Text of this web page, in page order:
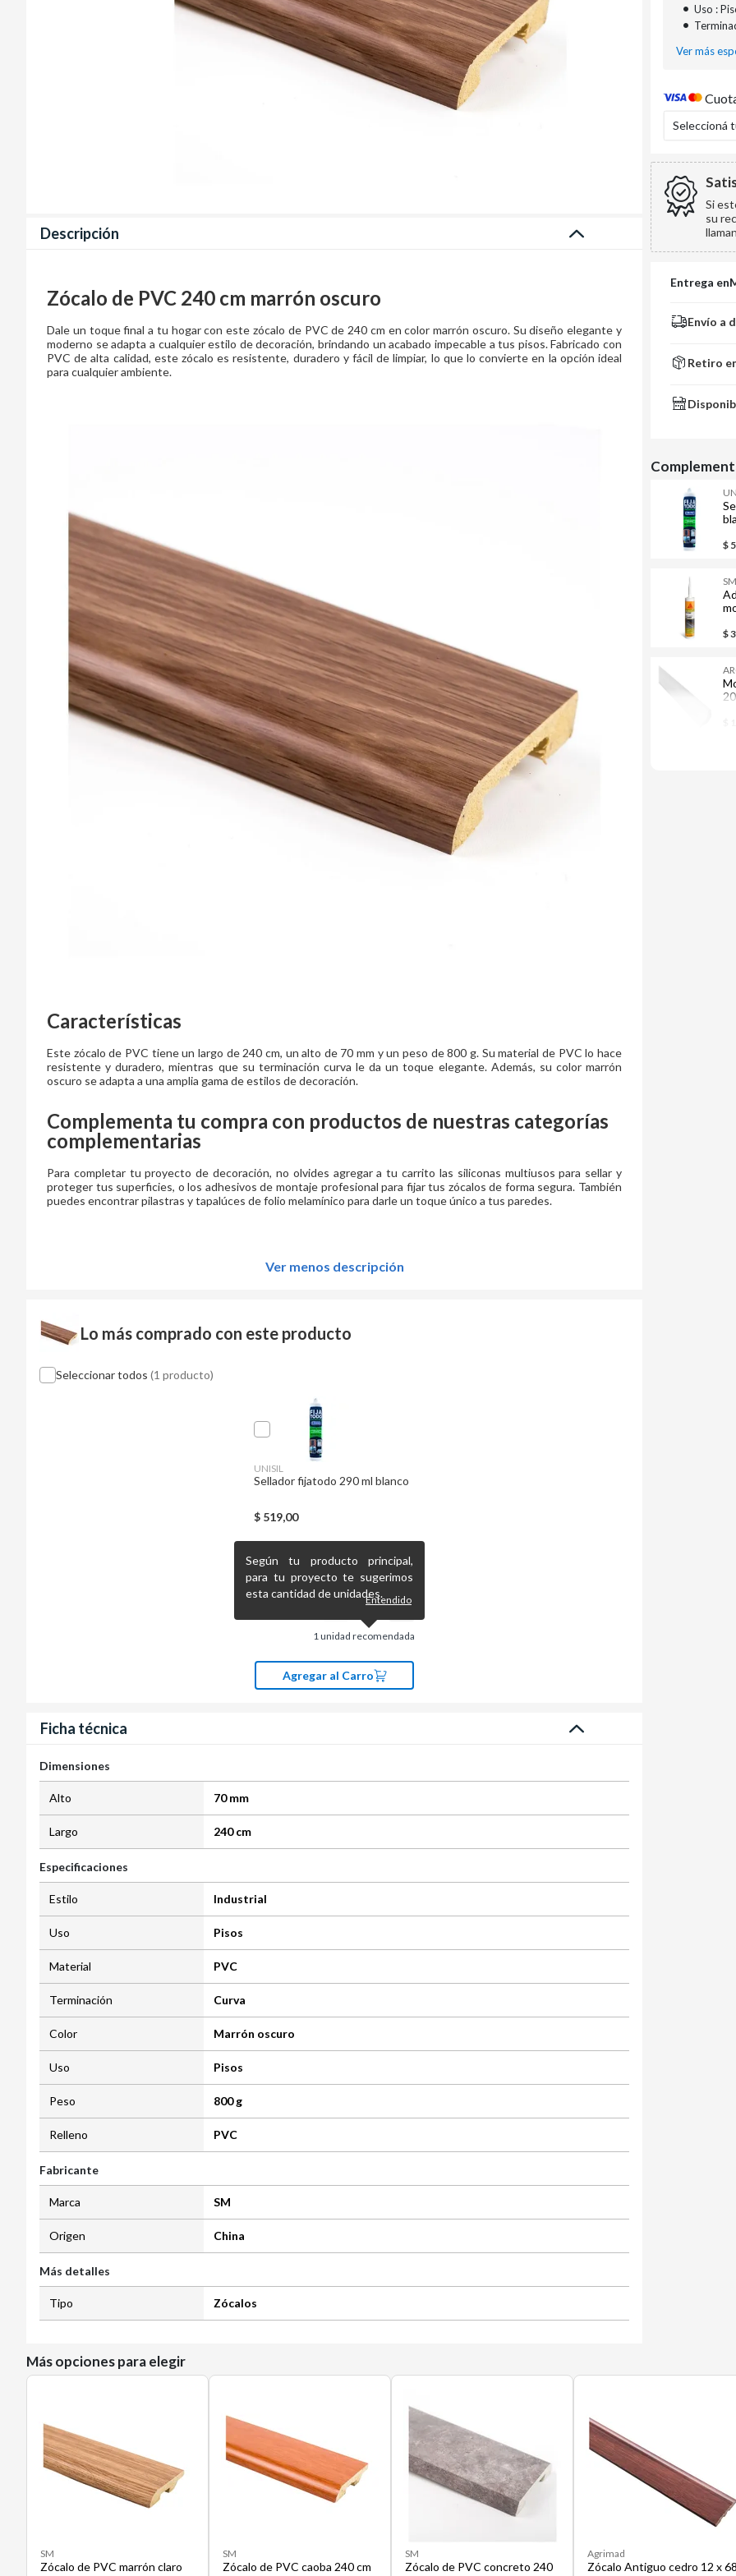
Descripción
Zócalo de PVC 240 cm marrón oscuro
Dale un toque final a tu hogar con este zócalo de PVC de 240 cm en color marrón oscuro. Su diseño elegante y
moderno se adapta a cualquier estilo de decoración, brindando un acabado impecable a tus pisos. Fabricado con
PVC de alta calidad, este zócalo es resistente, duradero y fácil de limpiar, lo que lo convierte en la opción ideal
para cualquier ambiente.
Características
Este zócalo de PVC tiene un largo de 240 cm, un alto de 70 mm y un peso de 800 g. Su material de PVC lo hace
resistente y duradero, mientras que su terminación curva le da un toque elegante. Además, su color marrón
oscuro se adapta a una amplia gama de estilos de decoración.
Complementa tu compra con productos de nuestras categorías
complementarias
Para completar tu proyecto de decoración, no olvides agregar a tu carrito las siliconas multiusos para sellar y
proteger tus superficies, o los adhesivos de montaje profesional para fijar tus zócalos de forma segura. También
puedes encontrar pilastras y tapalúces de folio melamínico para darle un toque único a tus paredes.
Ver menos descripción
Lo más comprado con este producto
Seleccionar todos (1 producto)
UNISIL
Sellador fijatodo 290 ml blanco
$ 519,00
1unidad recomendada
Según tu producto principal,
para tu proyecto te sugerimos
esta cantidad de unidades.Entendido
Agregar al Carro
Ficha técnica
Dimensiones
Alto 70 mm
Largo 240 cm
Especificaciones
Estilo Industrial
Uso Pisos
Material PVC
Terminación Curva
Color Marrón oscuro
Uso Pisos
Peso 800 g
Relleno PVC
Fabricante
Marca SM
Origen China
Más detalles
Tipo Zócalos
• Uso :
•
Ver más
Seleccioná
Si
su
Entrega en
Envío a
Retiro
$
SM
$
Más opciones para elegir
SM
Zócalo de PVC marrón claro
SM
Zócalo de PVC caoba 240 cm
SM
Zócalo de PVC concreto 240
Agrimad
Zócalo Antiguo cedro 12 x 68